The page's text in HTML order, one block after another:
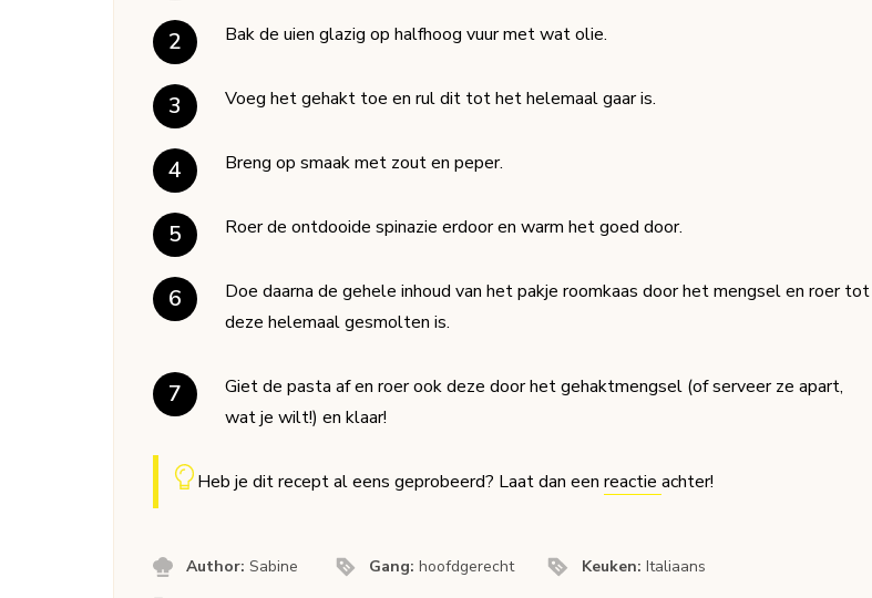
Bak de uien glazig op halfhoog vuur met wat olie.
Voeg het gehakt toe en rul dit tot het helemaal gaar is.
Breng op smaak met zout en peper.
Roer de ontdooide spinazie erdoor en warm het goed door.
Doe daarna de gehele inhoud van het pakje roomkaas door het mengsel en roer tot
deze helemaal gesmolten is.
Giet de pasta af en roer ook deze door het gehaktmengsel (of serveer ze apart,
wat je wilt!) en klaar!
Heb je dit recept al eens geprobeerd? Laat dan een reactie achter!
Author:Sabine Gang:hoofdgerecht Keuken: Italiaans